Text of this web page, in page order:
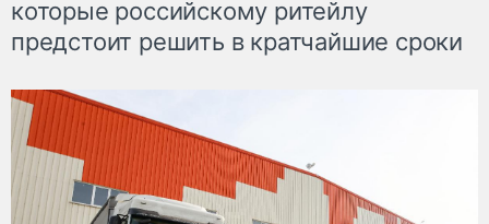
которые российскому ритейлу
предстоит решить в кратчайшие сроки